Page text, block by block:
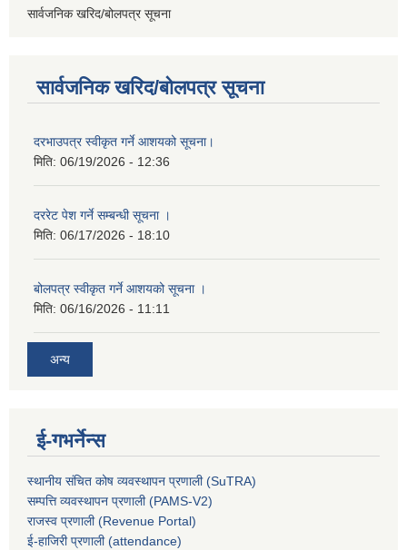
सार्वजनिक खरिद/बोलपत्र सूचना
सार्वजनिक खरिद/बोलपत्र सूचना
दरभाउपत्र स्वीकृत गर्ने आशयको सूचना।
मिति: 06/19/2026 - 12:36
दररेट पेश गर्ने सम्बन्धी सूचना ।
मिति: 06/17/2026 - 18:10
बोलपत्र स्वीकृत गर्ने आशयको सूचना ।
मिति: 06/16/2026 - 11:11
अन्य
ई-गभर्नेन्स
स्थानीय संचित कोष व्यवस्थापन प्रणाली (SuTRA)
सम्पत्ति व्यवस्थापन प्रणाली (PAMS-V2)
राजस्व प्रणाली (Revenue Portal)
ई-हाजिरी प्रणाली (attendance)